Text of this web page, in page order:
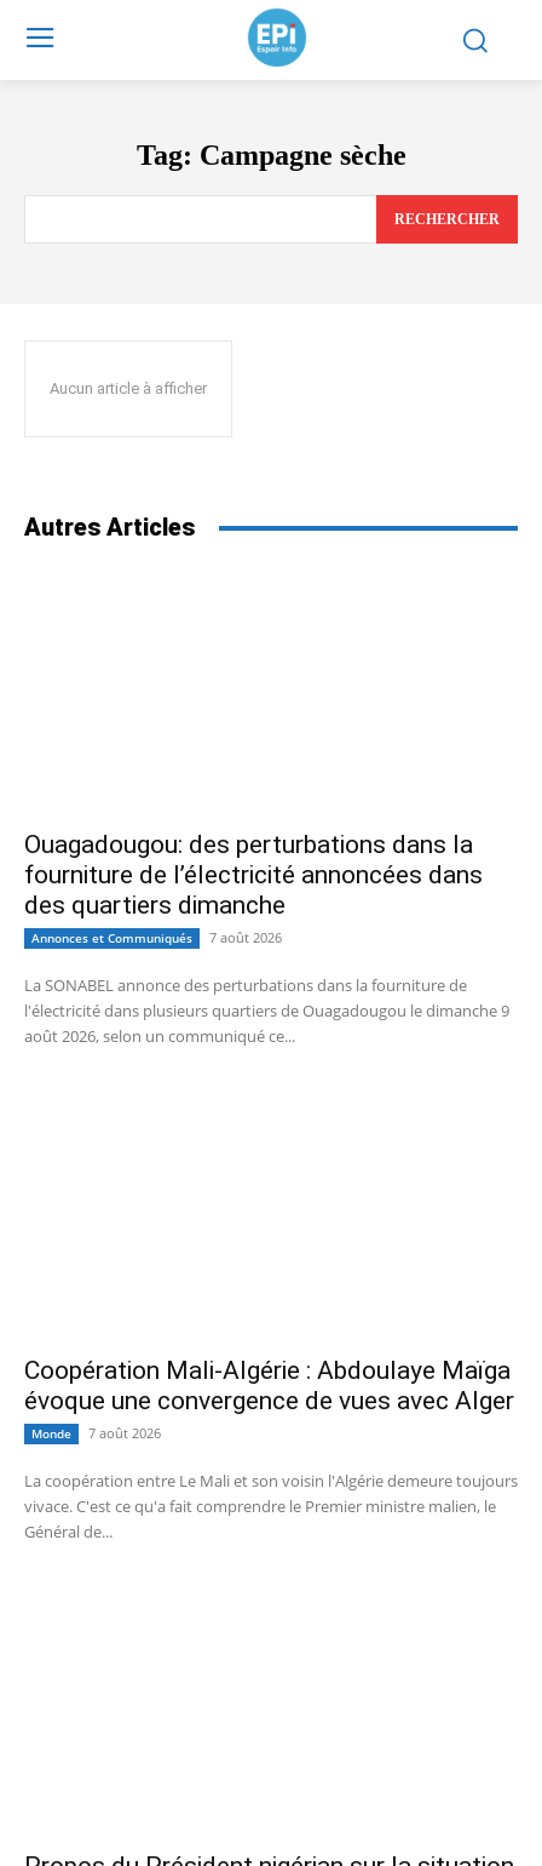
Tag: Campagne sèche
RECHERCHER
Aucun article à afficher
Autres Articles
Ouagadougou: des perturbations dans la
fourniture de l’électricité annoncées dans
des quartiers dimanche
Annonces et Communiqués 7 août 2026
La SONABEL annonce des perturbations dans la fourniture de
l'électricité dans plusieurs quartiers de Ouagadougou le dimanche 9
août 2026, selon un communiqué ce...
Coopération Mali-Algérie : Abdoulaye Maïga
évoque une convergence de vues avec Alger
Monde 7 août 2026
La coopération entre Le Mali et son voisin l'Algérie demeure toujours
vivace. C'est ce qu'a fait comprendre le Premier ministre malien, le
Général de...